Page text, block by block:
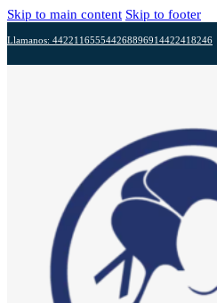
Skip to main content Skip to footer
Llamanos: 442211655544268896914422418246